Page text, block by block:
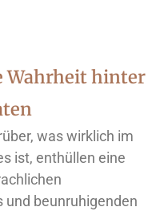
Wahrheit hinter
was wirklich im
ist, enthüllen eine
und beunruhigenden